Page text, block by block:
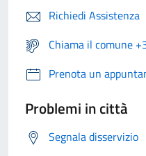
Richiedi Assistenza
Chiama il comune
Prenota un
Problemi in città
Segnala disservizio